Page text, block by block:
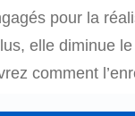
pour la
elle diminue
comment